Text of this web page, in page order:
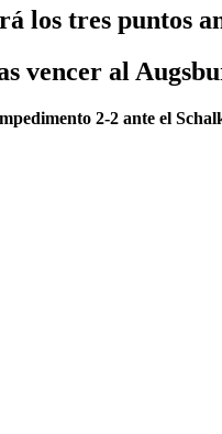
los tres puntos
vencer al
2-2 ante el